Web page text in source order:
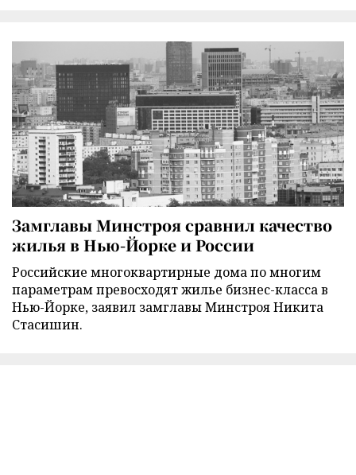
Замглавы Минстроя сравнил качество
жилья в Нью-Йорке и России
Российские многоквартирные дома по многим
параметрам превосходят жилье бизнес-класса в
Нью-Йорке, заявил замглавы Минстроя Никита
Стасишин.